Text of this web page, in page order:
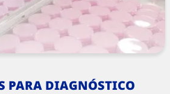
PARA DIAGNÓSTICO